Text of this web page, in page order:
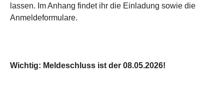
lassen. Im Anhang findet ihr die Einladung sowie die
Anmeldeformulare.
Wichtig: Meldeschluss ist der 08.05.2026!